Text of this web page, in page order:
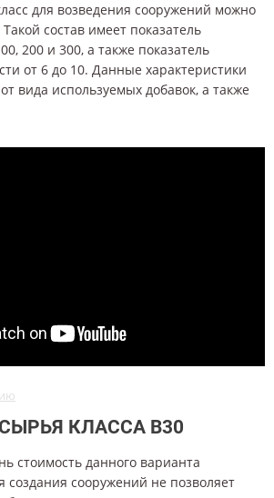
для возведения сооружений можно
состав имеет показатель
200 и 300, а также показатель
от 6 до 10. Данные характеристики
вида используемых добавок, а также
КЛАССА В30
стоимость данного варианта
создания сооружений не позволяет